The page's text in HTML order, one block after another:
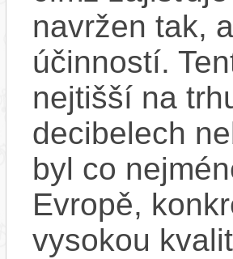
navržen tak,
účinností​.
nejtišší na
decibelech
byl co
Evropě,
vysokou